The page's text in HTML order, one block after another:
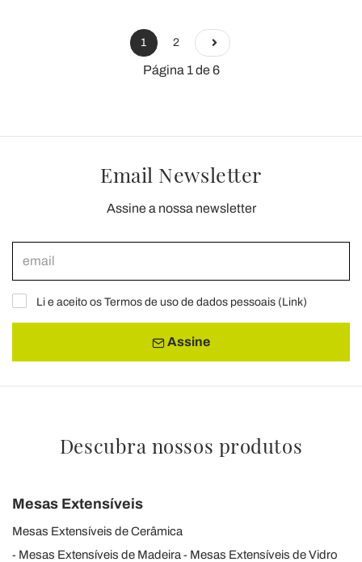
1 2
Página 1 de 6
Email Newsletter
Assine a nossa newsletter
Li e aceito os Termos de uso de dados pessoais (Link)
Assine
Descubra nossos produtos
Mesas Extensíveis
Mesas Extensíveis de Cerâmica
Mesas Extensíveis de Madeira
Mesas Extensíveis de Vidro